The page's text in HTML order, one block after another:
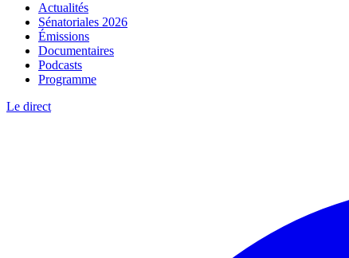
Actualités
Sénatoriales 2026
Émissions
Documentaires
Podcasts
Programme
Le direct